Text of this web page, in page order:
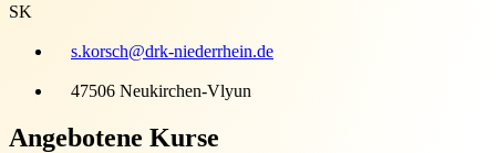
SK
s.korsch@drk-niederrhein.de
47506 Neukirchen-Vlyun
Angebotene Kurse